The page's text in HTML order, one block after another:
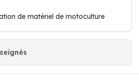
de matériel de motoculture